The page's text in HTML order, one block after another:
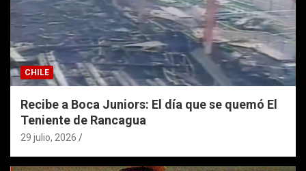
CHILE
Recibe a Boca Juniors: El día que se quemó El
Teniente de Rancagua
29 julio, 2026